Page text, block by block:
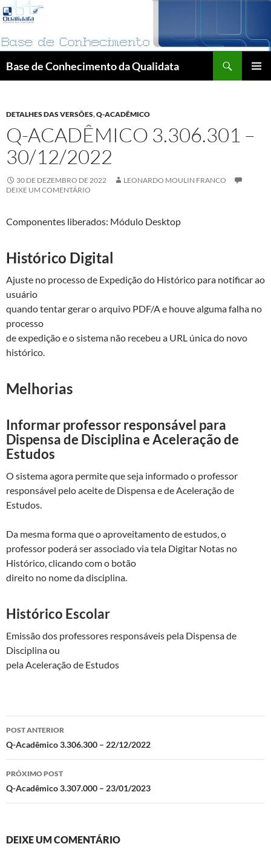
Pular
para
o
conteúdo
Base de Conhecimento da Qualidata
DETALHES DAS VERSÕES,Q-ACADÊMICO
Q-ACADÊMICO 3.306.301 –
30/12/2022
30 DE DEZEMBRO DE 2022
LEONARDO MOULIN FRANCO
DEIXE UM COMENTÁRIO
Componentes liberados: Módulo Desktop
Histórico Digital
Ajuste no processo de Expedição do Histórico para notificar ao
usuário
quando tentar gerar o arquivo PDF/A e houve alguma falha no
processo
de expedição e o sistema não recebeu a URL única do novo
histórico.
Melhorias
Informar professor responsável para
Dispensa de Disciplina e Aceleração de
Estudos
O sistema agora permite que seja informado o professor
responsável pelo aceite de Dispensa e de Aceleração de
Estudos.
Da mesma forma que o aproveitamento de estudos, o
professor poderá ser associado via tela Digitar Notas no
Histórico, clicando com o botão
direito no nome da disciplina.
Histórico Escolar
Emissão dos professores responsáveis pela Dispensa de
Disciplina ou
pela Aceleração de Estudos
Navegação
de
posts
POST ANTERIOR
Q-Acadêmico 3.306.300 – 22/12/2022
PRÓXIMO POST
Q-Acadêmico 3.307.000 – 23/01/2023
DEIXE UM COMENTÁRIO